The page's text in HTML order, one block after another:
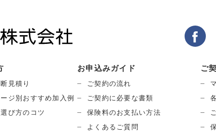
見積り
ジ別おすすめ加入例
び方のコツ
お申込みガイド
ご契約の流れ
ご契約に必要な書類
保険料のお支払い方法
よくあるご質問
ご